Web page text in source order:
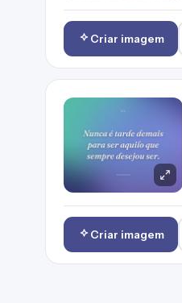
Criar imagem
Criar imagem